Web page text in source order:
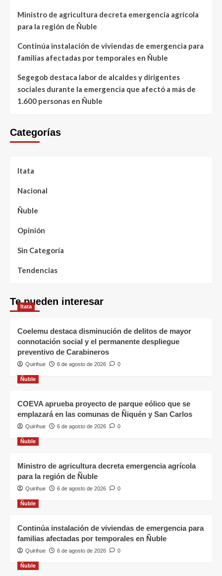
Ministro de agricultura decreta emergencia agrícola
para la región de Ñuble
Continúa instalación de viviendas de emergencia para
familias afectadas por temporales en Ñuble
Segegob destaca labor de alcaldes y dirigentes
sociales durante la emergencia que afectó a más de
1.600 personas en Ñuble
Categorías
Itata
Nacional
Ñuble
Opinión
Sin Categoría
Tendencias
Te pueden interesar
Itata
Coelemu destaca disminución de delitos de mayor
connotación social y el permanente despliegue
preventivo de Carabineros
Quirihue 6 de agosto de 2026 0
Ñuble
COEVA aprueba proyecto de parque eólico que se
emplazará en las comunas de Ñiquén y San Carlos
Quirihue 6 de agosto de 2026 0
Ñuble
Ministro de agricultura decreta emergencia agrícola
para la región de Ñuble
Quirihue 6 de agosto de 2026 0
Ñuble
Continúa instalación de viviendas de emergencia para
familias afectadas por temporales en Ñuble
Quirihue 6 de agosto de 2026 0
Ñuble